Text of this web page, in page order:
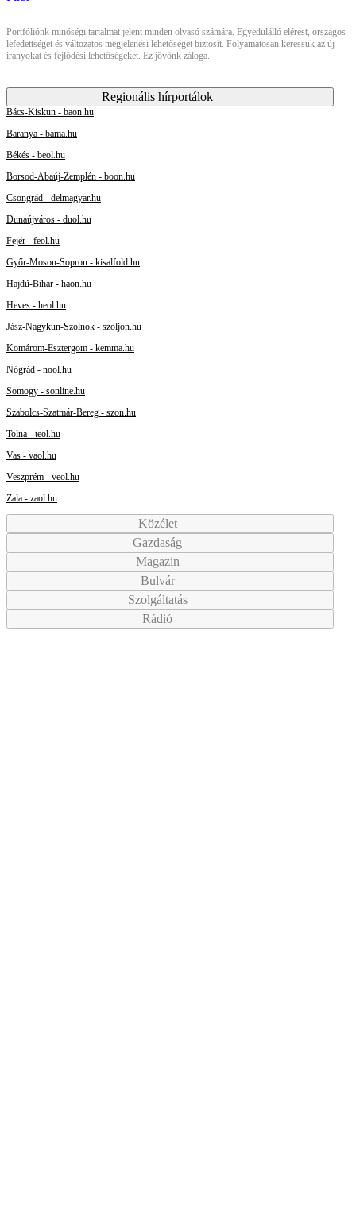
Portfóliónk minőségi tartalmat jelent minden olvasó számára. Egyedülálló elérést, országos
lefedettséget és változatos megjelenési lehetőséget biztosít. Folyamatosan keressük az új
irányokat és fejlődési lehetőségeket. Ez jövőnk záloga.
Regionális hírportálok
Bács-Kiskun - baon.hu
Baranya - bama.hu
Békés - beol.hu
Borsod-Abaúj-Zemplén - boon.hu
Csongrád - delmagyar.hu
Dunaújváros - duol.hu
Fejér - feol.hu
Győr-Moson-Sopron - kisalfold.hu
Hajdú-Bihar - haon.hu
Heves - heol.hu
Jász-Nagykun-Szolnok - szoljon.hu
Komárom-Esztergom - kemma.hu
Nógrád - nool.hu
Somogy - sonline.hu
Szabolcs-Szatmár-Bereg - szon.hu
Tolna - teol.hu
Vas - vaol.hu
Veszprém - veol.hu
Zala - zaol.hu
Közélet
Gazdaság
Magazin
Bulvár
Szolgáltatás
Rádió